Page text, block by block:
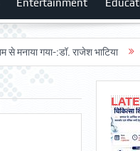
Entertainment
:डॉ. राजेश भाटिया